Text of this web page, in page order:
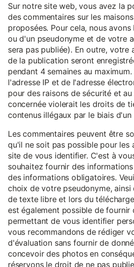
Sur notre site web, vous avez la
des commentaires sur les
proposées. Pour cela, nous
ou d'un pseudonyme et de votre
sera pas publiée). En outre, votre
de la publication seront
pendant 4 semaines au
l'adresse IP et de l'adresse
pour des raisons de sécurité et
concernée violerait les droits de
contenus illégaux par le biais
Les commentaires peuvent être
qu'il ne soit pas possible pour les
site de vous identifier. C'est à
souhaitez fournir des
des informations obligatoires.
choix de votre pseudonyme, ainsi
de texte libre et lors du
est également possible de fournir
permettant de vous identifier
vous recommandons de rédiger
d'évaluation sans fournir de
concevoir des photos en
réservons le droit de ne pas